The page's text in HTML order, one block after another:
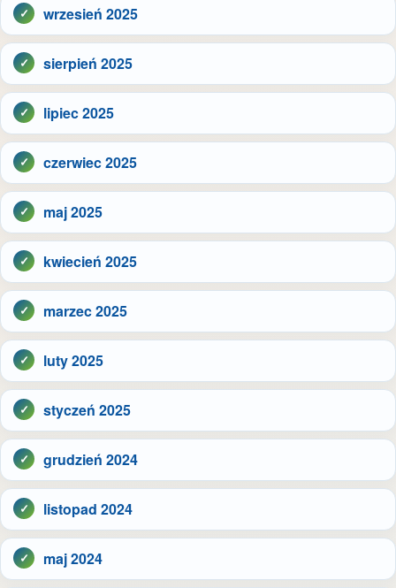
wrzesień 2025
sierpień 2025
lipiec 2025
czerwiec 2025
maj 2025
kwiecień 2025
marzec 2025
luty 2025
styczeń 2025
grudzień 2024
listopad 2024
maj 2024